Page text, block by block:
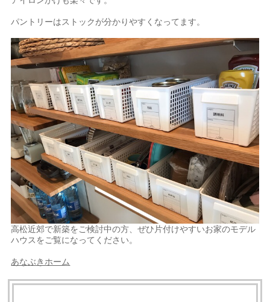
パントリーはストックが分かりやすくなってます。
高松近郊で新築をご検討中の方、ぜひ片付けやすいお家のモデル
ハウスをご覧になってください。
あなぶきホーム